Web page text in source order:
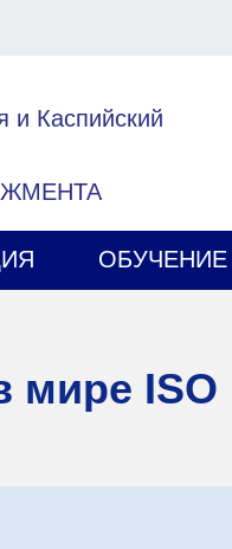
и Каспийский
ОБУЧЕНИЕ
мире ISO